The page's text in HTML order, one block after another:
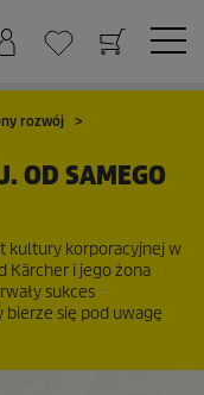
rozwój
OD SAMEGO
kultury korporacyjnej w
Kärcher i jego żona
sukces
się pod uwagę